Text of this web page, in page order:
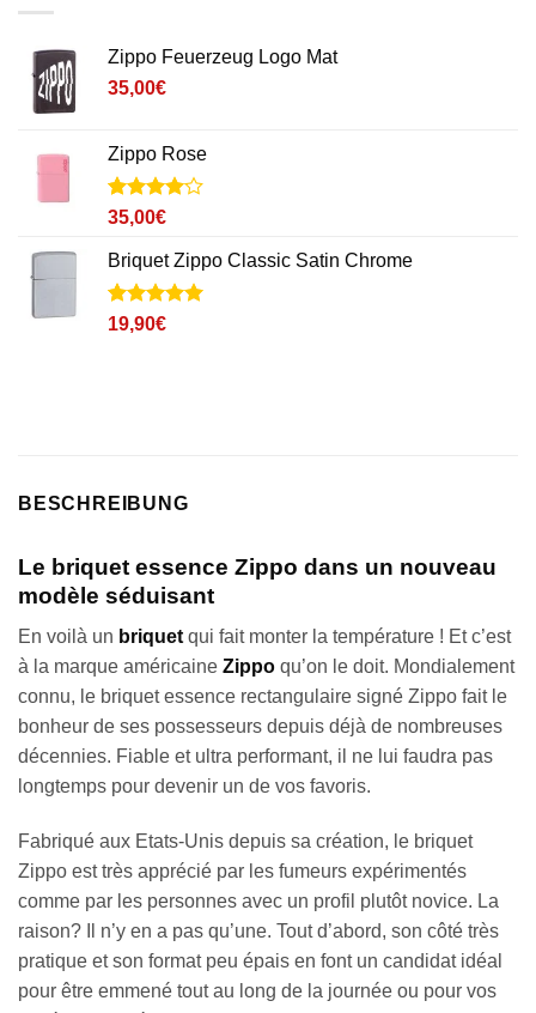
Zippo Feuerzeug Logo Mat
35,00€
Zippo Rose
Noté4
sur 5
basé sur
1
notation
client
35,00€
Briquet Zippo Classic Satin Chrome
Noté5sur
5 basé sur
2
19,90€
BESCHREIBUNG
Le briquet essence Zippo dans un nouveau
modèle séduisant
En voilà un briquet qui fait monter la température ! Et c’est
à la marque américaine Zippo qu’on le doit. Mondialement
connu, le briquet essence rectangulaire signé Zippo fait le
bonheur de ses possesseurs depuis déjà de nombreuses
décennies. Fiable et ultra performant, il ne lui faudra pas
longtemps pour devenir un de vos favoris.
Fabriqué aux Etats-Unis depuis sa création, le briquet
Zippo est très apprécié par les fumeurs expérimentés
comme par les personnes avec un profil plutôt novice. La
raison? Il n’y en a pas qu’une. Tout d’abord, son côté très
pratique et son format peu épais en font un candidat idéal
pour être emmené tout au long de la journée ou pour vos